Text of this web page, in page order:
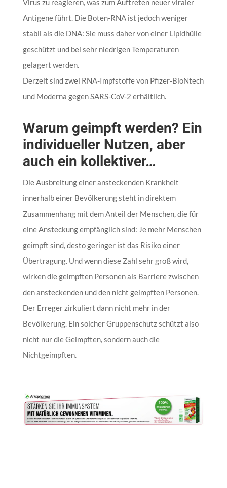
Antigene führt. Die Boten-RNA ist jedoch weniger
stabil als die DNA: Sie muss daher von einer Lipidhülle
geschützt und bei sehr niedrigen Temperaturen
gelagert werden.
Derzeit sind zwei RNA-Impfstoffe von Pfizer-BioNtech
und Moderna gegen SARS-CoV-2 erhältlich.
Warum geimpft werden? Ein
individueller Nutzen, aber
auch ein kollektiver…
Die Ausbreitung einer ansteckenden Krankheit
innerhalb einer Bevölkerung steht in direktem
Zusammenhang mit dem Anteil der Menschen, die für
eine Ansteckung empfänglich sind: Je mehr Menschen
geimpft sind, desto geringer ist das Risiko einer
Übertragung. Und wenn diese Zahl sehr groß wird,
wirken die geimpften Personen als Barriere zwischen
den ansteckenden und den nicht geimpften Personen.
Der Erreger zirkuliert dann nicht mehr in der
Bevölkerung. Ein solcher Gruppenschutz schützt also
nicht nur die Geimpften, sondern auch die
Nichtgeimpften.